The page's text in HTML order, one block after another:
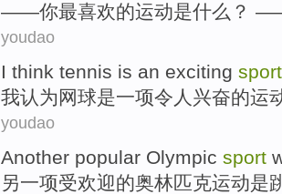
——你最喜欢的运动是什么？
youdao
I think tennis is an exciting sport
我认为网球是一项令人兴奋的运
youdao
Another popular Olympic sport
另一项受欢迎的奥林匹克运动是